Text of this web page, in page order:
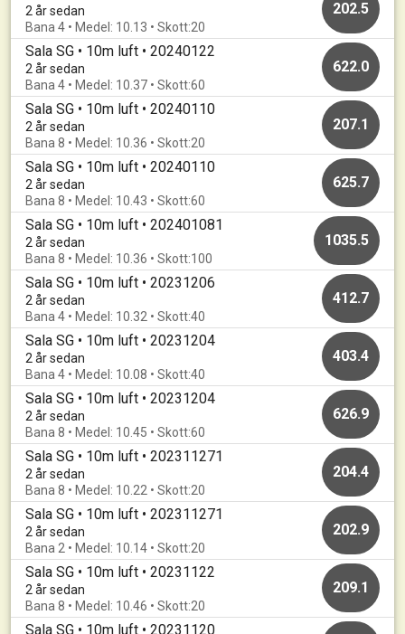
2 år sedan
Bana 4 • Medel: 10.13 • Skott:20
202.5
Sala SG • 10m luft • 20240122
2 år sedan
Bana 4 • Medel: 10.37 • Skott:60
622.0
Sala SG • 10m luft • 20240110
2 år sedan
Bana 8 • Medel: 10.36 • Skott:20
207.1
Sala SG • 10m luft • 20240110
2 år sedan
Bana 8 • Medel: 10.43 • Skott:60
625.7
Sala SG • 10m luft • 202401081
2 år sedan
Bana 8 • Medel: 10.36 • Skott:100
1035.5
Sala SG • 10m luft • 20231206
2 år sedan
Bana 4 • Medel: 10.32 • Skott:40
412.7
Sala SG • 10m luft • 20231204
2 år sedan
Bana 4 • Medel: 10.08 • Skott:40
403.4
Sala SG • 10m luft • 20231204
2 år sedan
Bana 8 • Medel: 10.45 • Skott:60
626.9
Sala SG • 10m luft • 202311271
2 år sedan
Bana 8 • Medel: 10.22 • Skott:20
204.4
Sala SG • 10m luft • 202311271
2 år sedan
Bana 2 • Medel: 10.14 • Skott:20
202.9
Sala SG • 10m luft • 20231122
2 år sedan
Bana 8 • Medel: 10.46 • Skott:20
209.1
Sala SG • 10m luft • 20231120